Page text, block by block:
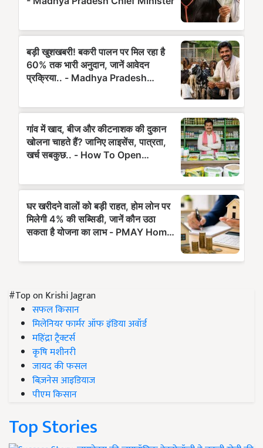
#Top on Krishi Jagran
सफल किसान
मिलेनियर फार्मर ऑफ इंडिया अवॉर्ड
महिंद्रा ट्रैक्टर्स
कृषि मशीनरी
जायद की फसल
बिज़नेस आइडियाज
पीएम किसान
Top Stories